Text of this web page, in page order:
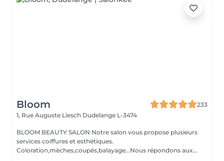
Bloom
233
1, Rue Auguste Liesch Dudelange L-3474
BLOOM BEAUTY SALON Notre salon vous propose plusieurs
services coiffures et esthétiques.
Coloration,mèches,coupés,balayage...Nous répondons aux